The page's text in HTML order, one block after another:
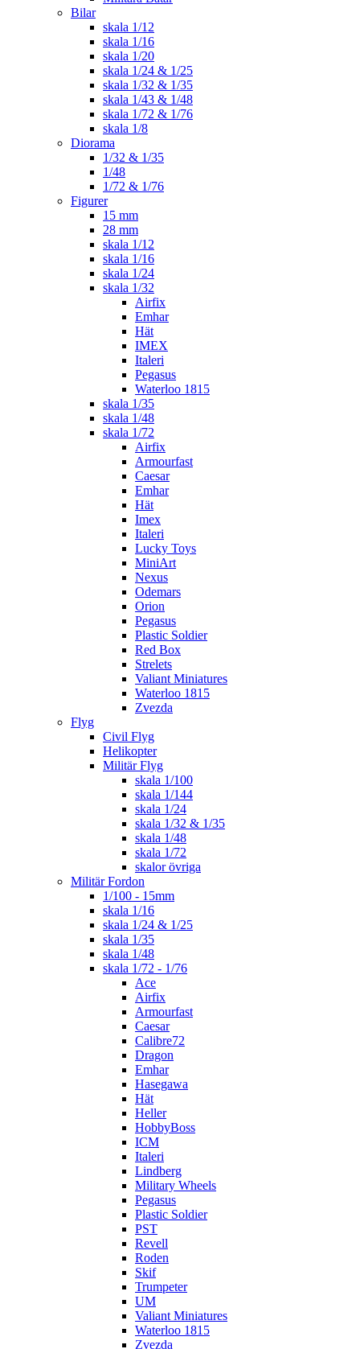
Bilar
skala 1/12
skala 1/16
skala 1/20
skala 1/24 & 1/25
skala 1/32 & 1/35
skala 1/43 & 1/48
skala 1/72 & 1/76
skala 1/8
Diorama
1/32 & 1/35
1/48
1/72 & 1/76
Figurer
15 mm
28 mm
skala 1/12
skala 1/16
skala 1/24
skala 1/32
Airfix
Emhar
Hät
IMEX
Italeri
Pegasus
Waterloo 1815
skala 1/35
skala 1/48
skala 1/72
Airfix
Armourfast
Caesar
Emhar
Hät
Imex
Italeri
Lucky Toys
MiniArt
Nexus
Odemars
Orion
Pegasus
Plastic Soldier
Red Box
Strelets
Valiant Miniatures
Waterloo 1815
Zvezda
Flyg
Civil Flyg
Helikopter
Militär Flyg
skala 1/100
skala 1/144
skala 1/24
skala 1/32 & 1/35
skala 1/48
skala 1/72
skalor övriga
Militär Fordon
1/100 - 15mm
skala 1/16
skala 1/24 & 1/25
skala 1/35
skala 1/48
skala 1/72 - 1/76
Ace
Airfix
Armourfast
Caesar
Calibre72
Dragon
Emhar
Hasegawa
Hät
Heller
HobbyBoss
ICM
Italeri
Lindberg
Military Wheels
Pegasus
Plastic Soldier
PST
Revell
Roden
Skif
Trumpeter
UM
Valiant Miniatures
Waterloo 1815
Zvezda